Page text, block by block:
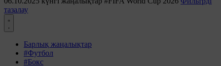
тазалау
Барлық жаңалықтар
#Футбол
#Бокс